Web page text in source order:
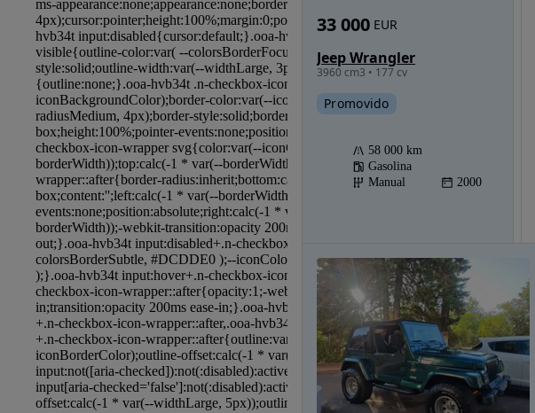
Jeep Wrangler
3960 cm3 • 177 cv
33 000 EUR
Promovido
58 000 km
Gasolina
Manual
2000